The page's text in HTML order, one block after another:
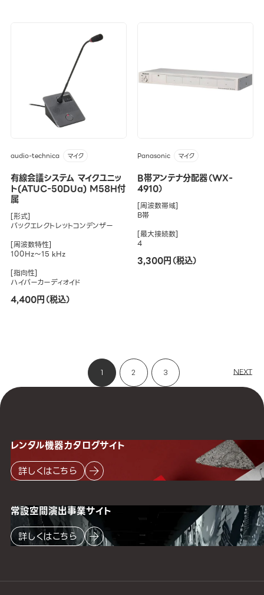
audio-technica マイク
有線会議システム マイクユニッ
ト(ATUC-50DUa) M58H付
属
[形式]
バックエレクトレットコンデンザー
[周波数特性]
100Hz～15 kHz
[指向性]
ハイパーカーディオイド
4,400円（税込）
Panasonic マイク
B帯アンテナ分配器（WX-
4910）
[周波数帯域]
B帯
[最大接続数]
4
3,300円（税込）
1 2 3 NEXT
レンタル機器カタログサイト
詳しくはこちら
常設空間演出事業サイト
詳しくはこちら